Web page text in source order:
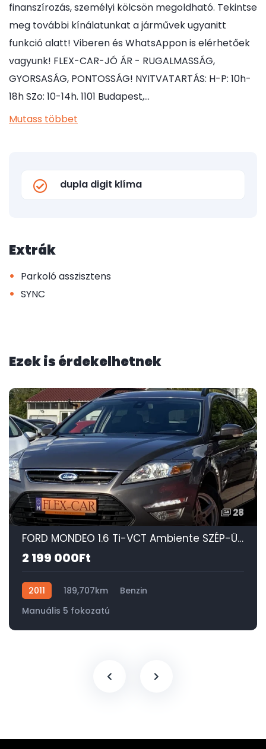
finanszírozás, személyi kölcsön megoldható. Tekintse
meg további kínálatunkat a járművek ugyanitt
funkció alatt! Viberen és WhatsAppon is elérhetőek
vagyunk! FLEX-CAR-JÓ ÁR - RUGALMASSÁG,
GYORSASÁG, PONTOSSÁG! NYITVATARTÁS: H-P: 10h-
18h SZo: 10-14h. 1101 Budapest,…
Mutass többet
dupla digit klíma
Extrák
• Parkoló asszisztens
• SYNC
Ezek is érdekelhetnek
28
FORD MONDEO 1.6 Ti-VCT Ambiente SZÉP-ÜLÉSFŰTÉS-DIGIT KLÍMA-SONY-TEMPOMAT-PDC!
2 199 000Ft
2011 189,707km
Benzin
Manuális 5 fokozatú